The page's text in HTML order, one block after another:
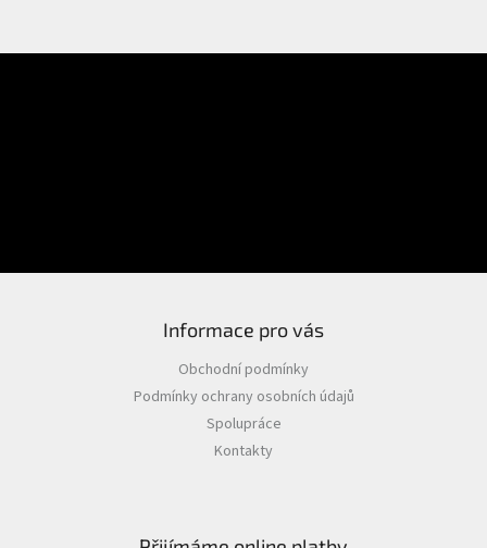
Informace pro vás
Obchodní podmínky
Podmínky ochrany osobních údajů
Spolupráce
Kontakty